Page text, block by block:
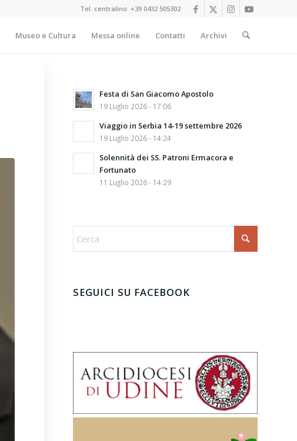
Tel. centralino: +39 0432 505302
Museo e Cultura Messa online Contatti Archivi
Festa di San Giacomo Apostolo
19 Luglio 2026 - 17:06
Viaggio in Serbia 14-19 settembre 2026
19 Luglio 2026 - 14:24
Solennità dei SS. Patroni Ermacora e
Fortunato
11 Luglio 2026 - 14:29
SEGUICI SU FACEBOOK